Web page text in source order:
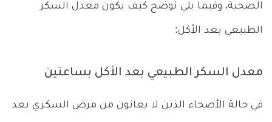
الصحية، وفيما يلي نوضح كيف يكون معدل السكر
الطبيعي بعد الأكل:
معدل السكر الطبيعي بعد الأكل بساعتين
في حالة الأصحاء الذين لا يعانون من مرض السكري بعد